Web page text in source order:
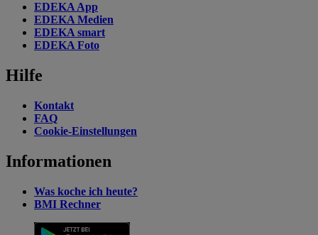
EDEKA App
EDEKA Medien
EDEKA smart
EDEKA Foto
Hilfe
Kontakt
FAQ
Cookie-Einstellungen
Informationen
Was koche ich heute?
BMI Rechner